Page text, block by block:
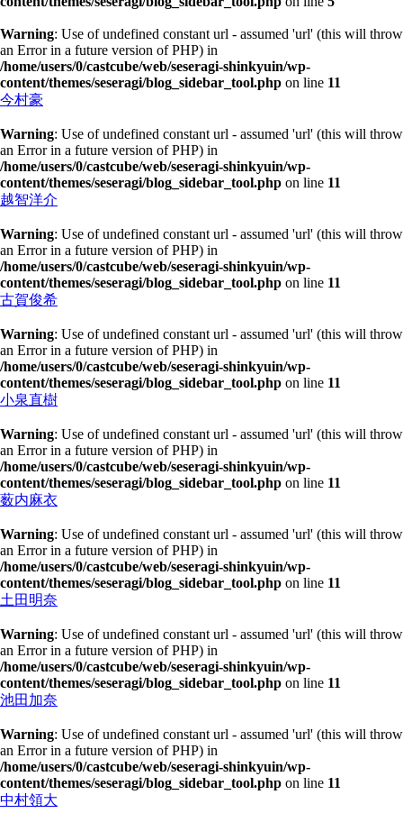
Warning: Use of undefined constant url - assumed 'url' (this will throw
an Error in a future version of PHP) in
/home/users/0/castcube/web/seseragi-shinkyuin/wp-
content/themes/seseragi/blog_sidebar_tool.php on line 11
今村豪
Warning: Use of undefined constant url - assumed 'url' (this will throw
an Error in a future version of PHP) in
/home/users/0/castcube/web/seseragi-shinkyuin/wp-
content/themes/seseragi/blog_sidebar_tool.php on line 11
越智洋介
Warning: Use of undefined constant url - assumed 'url' (this will throw
an Error in a future version of PHP) in
/home/users/0/castcube/web/seseragi-shinkyuin/wp-
content/themes/seseragi/blog_sidebar_tool.php on line 11
古賀俊希
Warning: Use of undefined constant url - assumed 'url' (this will throw
an Error in a future version of PHP) in
/home/users/0/castcube/web/seseragi-shinkyuin/wp-
content/themes/seseragi/blog_sidebar_tool.php on line 11
小泉直樹
Warning: Use of undefined constant url - assumed 'url' (this will throw
an Error in a future version of PHP) in
/home/users/0/castcube/web/seseragi-shinkyuin/wp-
content/themes/seseragi/blog_sidebar_tool.php on line 11
薮内麻衣
Warning: Use of undefined constant url - assumed 'url' (this will throw
an Error in a future version of PHP) in
/home/users/0/castcube/web/seseragi-shinkyuin/wp-
content/themes/seseragi/blog_sidebar_tool.php on line 11
土田明奈
Warning: Use of undefined constant url - assumed 'url' (this will throw
an Error in a future version of PHP) in
/home/users/0/castcube/web/seseragi-shinkyuin/wp-
content/themes/seseragi/blog_sidebar_tool.php on line 11
池田加奈
Warning: Use of undefined constant url - assumed 'url' (this will throw
an Error in a future version of PHP) in
/home/users/0/castcube/web/seseragi-shinkyuin/wp-
content/themes/seseragi/blog_sidebar_tool.php on line 11
中村領大